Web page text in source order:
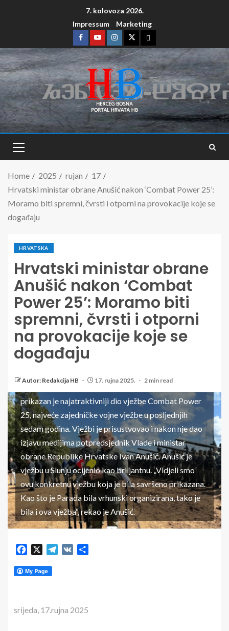
7. kolovoza 2026.
Impressum
Marketing
Home 2025 rujan
17
Hrvatski ministar obrane Anušić nakon ‘Combat Power 25’:
Moramo biti spremni, čvrsti i otporni na provokacije koje se
događaju
HRVATSKA
Hrvatski ministar obrane
Anušić nakon ‘Combat
Power 25’: Moramo biti
spremni, čvrsti i otporni
na provokacije koje se
događaju
Autor: Redakcija HB 17. rujna 2025. 2 min read
hrvatski ministar obrane Anušić nakon 'Combat
Power 25': Moramo biti spremni, čvrsti i otporni na
13:59 Na vojnom poligonu "Eugen Kvaternik" u Slunju
prikazan je najatraktivniji dio vježbe Combat Power
25, najveće zajedničke vojne vježbe u posljednjih
sedam godina. Vježbi je prisustvovao i nakon nje dao
izjavu medijima potpredsjednik Vlade i ministar
obrane Republike Hrvatske Ivan Anušić. Anušić je
vježbu u Slunju ocijenio kao briljantnu. „Vidjeli smo
ovu konkretnu vježbu koja je bila savršeno prikazana.
Kao što je Parada bila vrhunski organizirana, tako je
bila i ova vježba“, rekao je Anušić.
Facebook Telegram
VK
srijeda, 17.rujna 2025